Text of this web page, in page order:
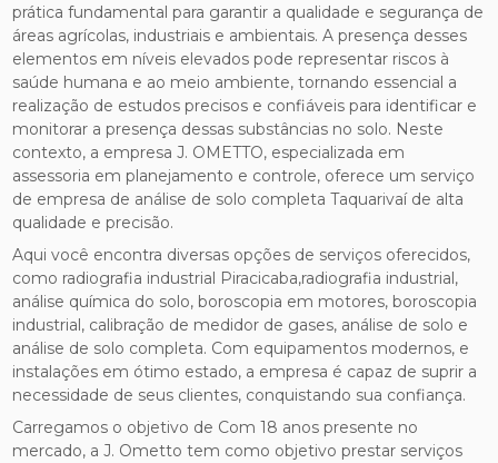
prática fundamental para garantir a qualidade e segurança de
áreas agrícolas, industriais e ambientais. A presença desses
elementos em níveis elevados pode representar riscos à
saúde humana e ao meio ambiente, tornando essencial a
realização de estudos precisos e confiáveis para identificar e
monitorar a presença dessas substâncias no solo. Neste
contexto, a empresa J. OMETTO, especializada em
assessoria em planejamento e controle, oferece um serviço
de empresa de análise de solo completa Taquarivaí de alta
qualidade e precisão.
Aqui você encontra diversas opções de serviços oferecidos,
como radiografia industrial Piracicaba,radiografia industrial,
análise química do solo, boroscopia em motores, boroscopia
industrial, calibração de medidor de gases, análise de solo e
análise de solo completa. Com equipamentos modernos, e
instalações em ótimo estado, a empresa é capaz de suprir a
necessidade de seus clientes, conquistando sua confiança.
Carregamos o objetivo de Com 18 anos presente no
mercado, a J. Ometto tem como objetivo prestar serviços